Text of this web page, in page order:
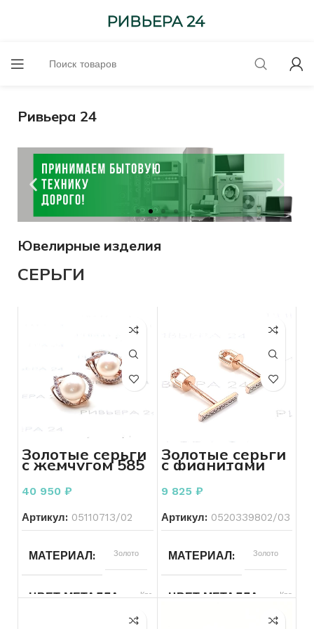
Ривьера 24
Оценим онлайн!
Ювелирные изделия
СЕРЬГИ
Золотые серьги
с жемчугом 585
пробы 5.46
грамма
40 950 ₽
Артикул: 05110713/02
МАТЕРИАЛ Золото
ЦВЕТ МЕТАЛЛА Красный
Золотые серьги
с фианитами
585 пробы 1.31
грамма
9 825 ₽
Артикул: 0520339802/03
МАТЕРИАЛ Золото
ЦВЕТ МЕТАЛЛА Красный